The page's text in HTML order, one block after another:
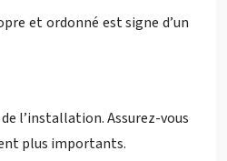
et ordonné est signe d’un
l’installation. Assurez-vous
plus importants.